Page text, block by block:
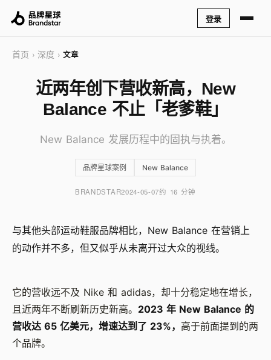
登录
首页 › 深度 › 文章
近两年创下营收新高，New
Balance 不止「老爹鞋」
New Balance 发展历程中的固执与执着。
品牌星球案例 New Balance
BRANDSTAR2024-05-07约 16 分钟
与其他头部运动鞋服品牌相比，New Balance 在营销上
的动作并不多，但又似乎从未离开过大众的视线。
它的营收远不及 Nike 和 adidas，却十分稳定地在增长，
且近两年不断刷新历史新高。 2023 年 New Balance 的
营收达 65 亿美元，增速达到了 23%， 高于前面提到的两
个品牌。